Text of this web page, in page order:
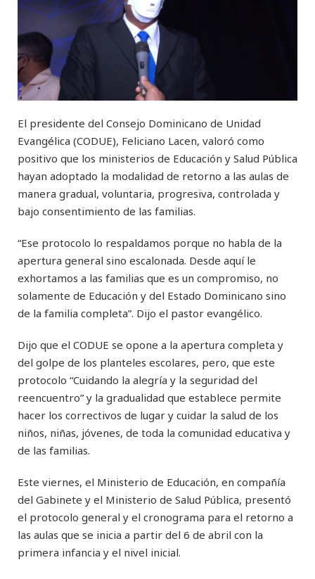
El presidente del Consejo Dominicano de Unidad
Evangélica (CODUE), Feliciano Lacen, valoró como
positivo que los ministerios de Educación y Salud Pública
hayan adoptado la modalidad de retorno a las aulas de
manera gradual, voluntaria, progresiva, controlada y
bajo consentimiento de las familias.
“Ese protocolo lo respaldamos porque no habla de la
apertura general sino escalonada. Desde aquí le
exhortamos a las familias que es un compromiso, no
solamente de Educación y del Estado Dominicano sino
de la familia completa”. Dijo el pastor evangélico.
Dijo que el CODUE se opone a la apertura completa y
del golpe de los planteles escolares, pero, que este
protocolo “Cuidando la alegría y la seguridad del
reencuentro” y la gradualidad que establece permite
hacer los correctivos de lugar y cuidar la salud de los
niños, niñas, jóvenes, de toda la comunidad educativa y
de las familias.
Este viernes, el Ministerio de Educación, en compañía
del Gabinete y el Ministerio de Salud Pública, presentó
el protocolo general y el cronograma para el retorno a
las aulas que se inicia a partir del 6 de abril con la
primera infancia y el nivel inicial.